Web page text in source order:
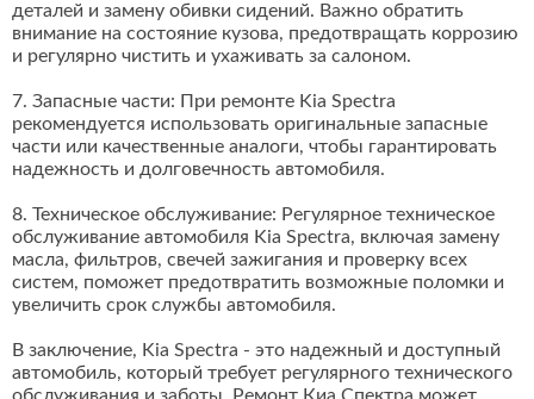
деталей и замену обивки сидений. Важно обратить
внимание на состояние кузова, предотвращать коррозию
и регулярно чистить и ухаживать за салоном.
7. Запасные части: При ремонте Kia Spectra
рекомендуется использовать оригинальные запасные
части или качественные аналоги, чтобы гарантировать
надежность и долговечность автомобиля.
8. Техническое обслуживание: Регулярное техническое
обслуживание автомобиля Kia Spectra, включая замену
масла, фильтров, свечей зажигания и проверку всех
систем, поможет предотвратить возможные поломки и
увеличить срок службы автомобиля.
В заключение, Kia Spectra - это надежный и доступный
автомобиль, который требует регулярного технического